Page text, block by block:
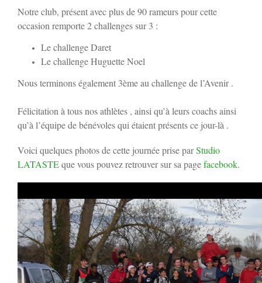
Notre club, présent avec plus de 90 rameurs pour cette
occasion remporte 2 challenges sur 3 :
Le challenge Daret
Le challenge Huguette Noel
Nous terminons également 3ème au challenge de l’Avenir .
Félicitation à tous nos athlètes , ainsi qu’à leurs coachs ainsi
qu’à l’équipe de bénévoles qui étaient présents ce jour-là .
Voici quelques photos de cette journée prise parStudio
LATASTEque vous pouvez retrouver sur sa pagefacebook.